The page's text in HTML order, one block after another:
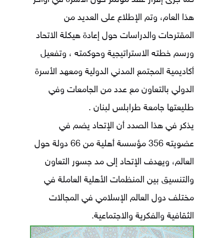
هذا العام، وتم الإطلاع على العديد من
المقترحات والدراسات حول إعادة هيكلة الاتحاد
ورسم خطته الاستراتيجية وحوكمته ، وتفعيل
أكاديمية المجتمع المدني الدولية ومعهد الأسرة
الدولي بالتعاون مع عدد من الجامعات وفي
طليعتها جامعة طرابلس لبنان .
يذكر في هذا الصدد أن الإتحاد يضم في
عضويته 356 مؤسسة أهلية من 66 دولة حول
العالم، ويهدف الإتحاد إلى مد جسور التعاون
والتنسيق بين المنظمات الأهلية العاملة في
مختلف دول العالم الإسلامي في المجالات
الثقافية والفكرية والاجتماعية.